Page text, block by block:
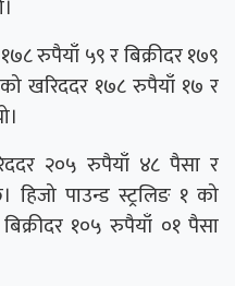
रुपैयाँ ५९ र बिक्रीदर १७९
खरिददर १७८ रुपैयाँ १७ र
२०५ रुपैयाँ ४८ पैसा र
हिजो पाउन्ड स्ट्रलिङ १ को
१०५ रुपैयाँ ०१ पैसा